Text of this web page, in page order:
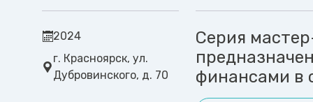
2024
г. Красноярск, ул.
Дубровинского, д. 70
Серия
финансами в